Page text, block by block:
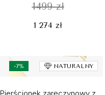
1499 zł
1 274 zł
-7% NATURALNY